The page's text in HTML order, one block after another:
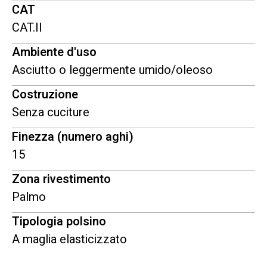
CAT
CAT.II
Ambiente d'uso
Asciutto o leggermente umido/oleoso
Costruzione
Senza cuciture
Finezza (numero aghi)
15
Zona rivestimento
Palmo
Tipologia polsino
A maglia elasticizzato